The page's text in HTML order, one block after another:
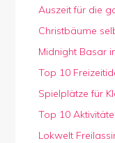
Auszeit für die
Christbäume
Midnight Basar
Top 10
Spielplätze für
Top 10
Lokwelt